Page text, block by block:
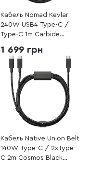
Кабель Nomad Kevlar
240W USB4 Type-C /
Type-C 1m Carbide
1 699 грн
Кабель Native Union Belt
140W Type-C / 2xType-
C 2m Cosmos Black